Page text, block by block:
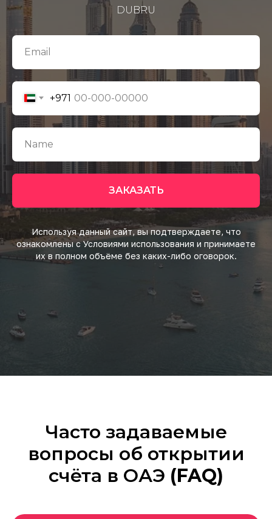
DUBRU
+971
ЗАКАЗАТЬ
Используя данный сайт, вы подтверждаете, что
ознакомлены с Условиями использования и принимаете
их в полном объёме без каких-либо оговорок.
Часто задаваемые
вопросы об открытии
счёта в ОАЭ (FAQ)